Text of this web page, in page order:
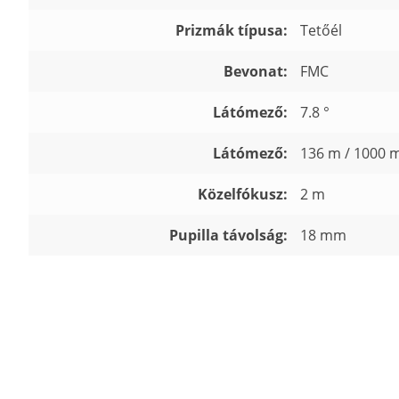
Prizmák típusa: Tetőél
Bevonat: FMC
Látómező: 7.8 °
Látómező: 136 m / 1000
Közelfókusz: 2 m
Pupilla távolság: 18 mm